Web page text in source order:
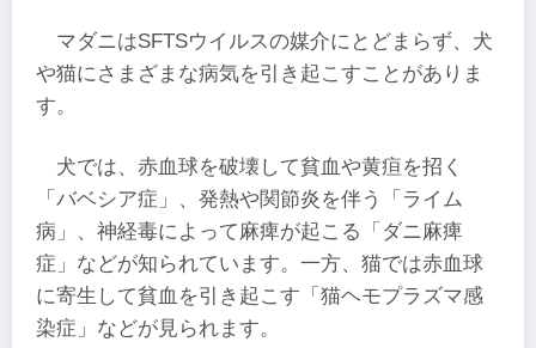
マダニはSFTSウイルスの媒介にとどまらず、犬
や猫にさまざまな病気を引き起こすことがありま
す。
犬では、赤血球を破壊して貧血や黄疸を招く
「バベシア症」、発熱や関節炎を伴う「ライム
病」、神経毒によって麻痺が起こる「ダニ麻痺
症」などが知られています。一方、猫では赤血球
に寄生して貧血を引き起こす「猫ヘモプラズマ感
染症」などが見られます。